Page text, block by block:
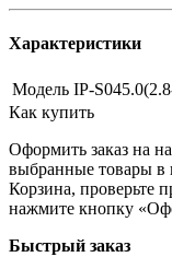
Характеристики
Модель IP-
Как купить
Оформить заказ на
выбранные товары в
Корзина, проверьте
нажмите кнопку
Быстрый заказ